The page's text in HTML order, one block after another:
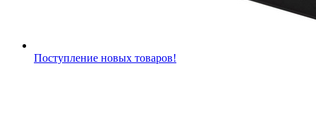
Поступление новых товаров!